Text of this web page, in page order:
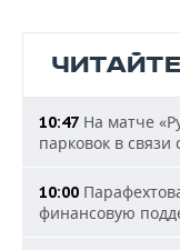
10:47 На матче
парковок в
10:00
финансовую